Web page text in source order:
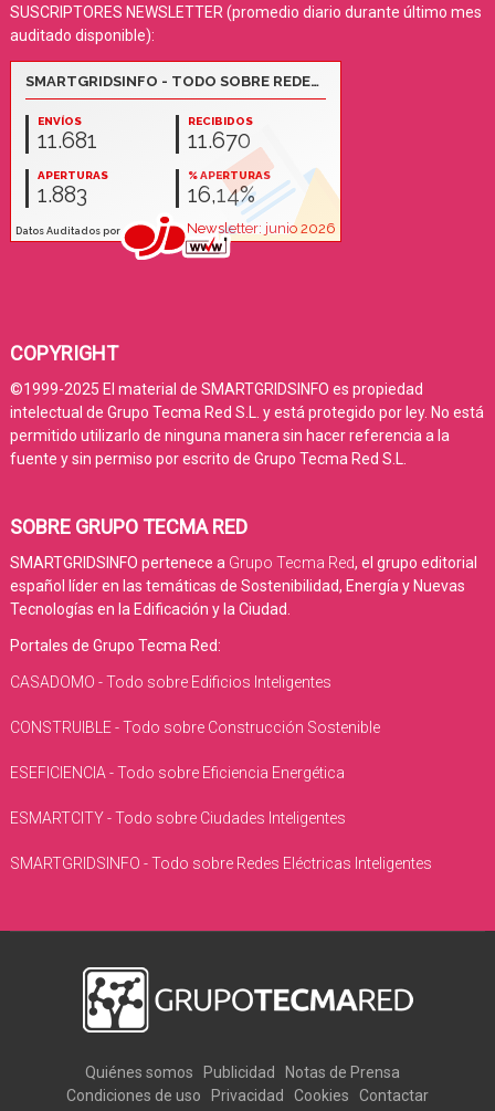
SUSCRIPTORES NEWSLETTER (promedio diario durante último mes
auditado disponible):
COPYRIGHT
©1999-2025 El material de SMARTGRIDSINFO es propiedad
intelectual de Grupo Tecma Red S.L. y está protegido por ley. No está
permitido utilizarlo de ninguna manera sin hacer referencia a la
fuente y sin permiso por escrito de Grupo Tecma Red S.L.
SOBRE GRUPO TECMA RED
SMARTGRIDSINFO pertenece a Grupo Tecma Red, el grupo editorial
español líder en las temáticas de Sostenibilidad, Energía y Nuevas
Tecnologías en la Edificación y la Ciudad.
Portales de Grupo Tecma Red:
CASADOMO - Todo sobre Edificios Inteligentes
CONSTRUIBLE - Todo sobre Construcción Sostenible
ESEFICIENCIA - Todo sobre Eficiencia Energética
ESMARTCITY - Todo sobre Ciudades Inteligentes
SMARTGRIDSINFO - Todo sobre Redes Eléctricas Inteligentes
Quiénes somos Publicidad
Notas de Prensa
Condiciones de uso
Privacidad Cookies Contactar